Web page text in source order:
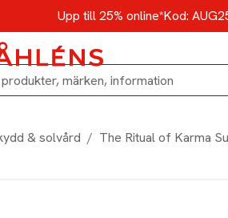
Upp till 25% online*Kod:
& solvård / The Ritual of Karma